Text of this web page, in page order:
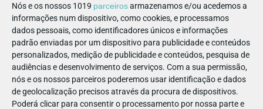
Nós e os nossos 1019 parceirosarmazenamos e/ou acedemos a
informações num dispositivo, como cookies, e processamos
dados pessoais, como identificadores únicos e informações
padrão enviadas por um dispositivo para publicidade e conteúdos
personalizados, medição de publicidade e conteúdos, pesquisa de
audiências e desenvolvimento de serviços. Com a sua permissão,
nós e os nossos parceiros poderemos usar identificação e dados
de geolocalização precisos através da procura de dispositivos.
Poderá clicar para consentir o processamento por nossa parte e
17